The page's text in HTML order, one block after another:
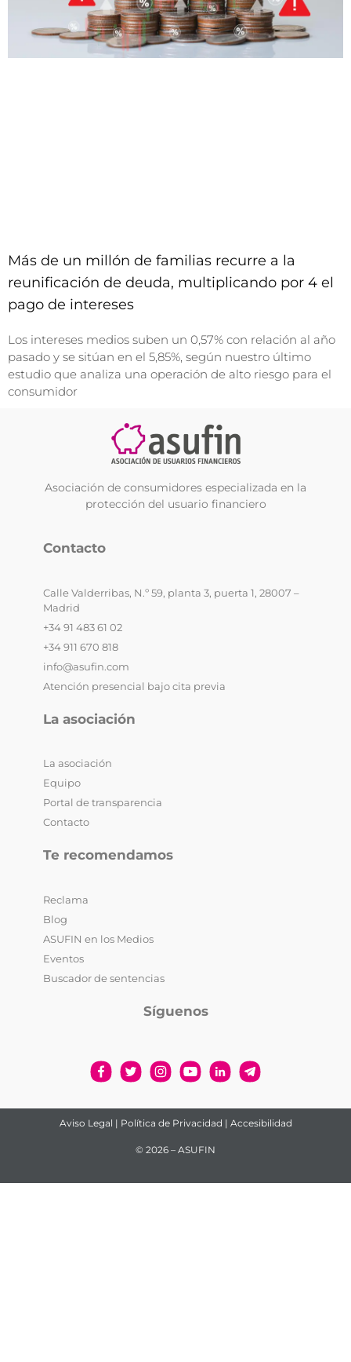
Más de un millón de familias recurre a la
reunificación de deuda, multiplicando por 4 el
pago de intereses
Los intereses medios suben un 0,57% con relación al año
pasado y se sitúan en el 5,85%, según nuestro último
estudio que analiza una operación de alto riesgo para el
consumidor
Asociación de consumidores especializada en la
protección del usuario financiero
Contacto
Calle Valderribas, N.º 59, planta 3, puerta 1, 28007 –
Madrid
+34 91 483 61 02
+34 911 670 818
info@asufin.com
Atención presencial bajo cita previa
La asociación
La asociación
Equipo
Portal de transparencia
Contacto
Te recomendamos
Reclama
Blog
ASUFIN en los Medios
Eventos
Buscador de sentencias
Síguenos
Aviso Legal | Política de Privacidad | Accesibilidad
© 2026 – ASUFIN